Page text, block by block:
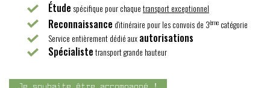
Étude spécifique pour chaque transport exceptionnel
Reconnaissance d'itinéraire pour les convois de 3ème catégorie
Service entièrement dédié aux autorisations
Spécialiste transport grande hauteur
Je souhaite être accompagné !